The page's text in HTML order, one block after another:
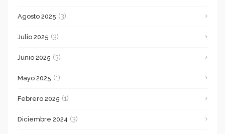
Agosto 2025 (3)
Julio 2025 (3)
Junio 2025 (3)
Mayo 2025 (1)
Febrero 2025 (1)
Diciembre 2024 (3)